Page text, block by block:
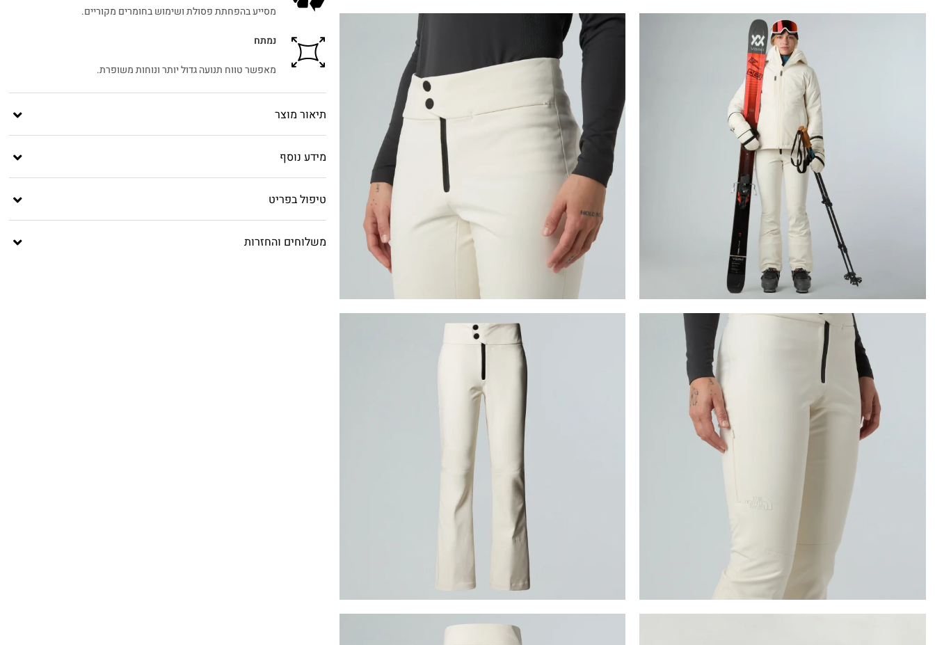
מסייע בהפחתת פסולת ושימוש בחומרים מקוריים.
נמתח
מאפשר טווח תנועה גדול יותר ונוחות משופרת.
תיאור מוצר
מידע נוסף
טיפול בפריט
משלוחים והחזרות